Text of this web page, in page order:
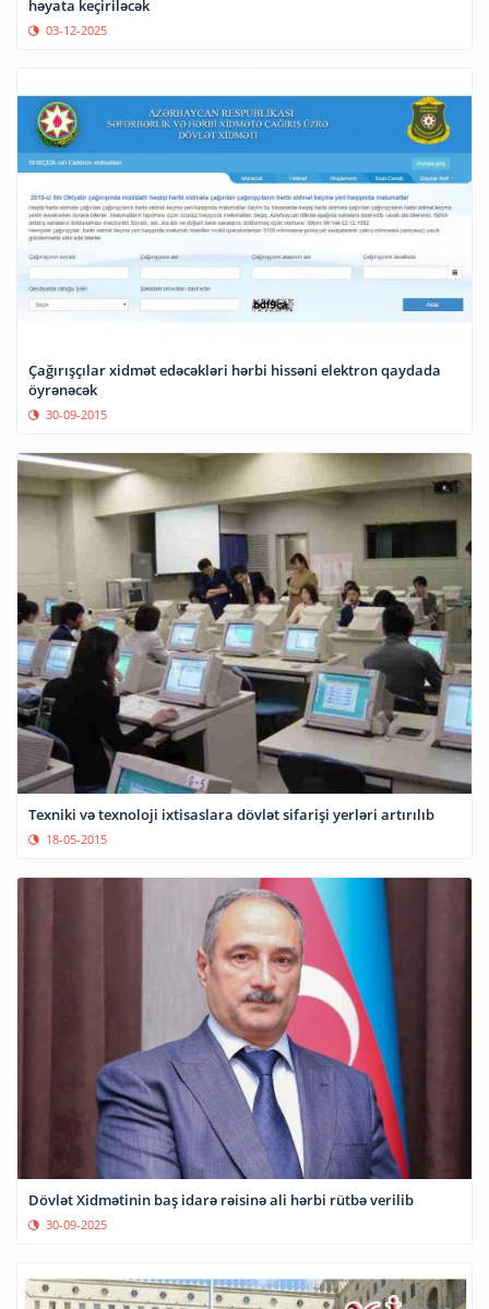
həyata keçiriləcək
03-12-2025
Çağırışçılar xidmət edəcəkləri hərbi hissəni elektron qaydada
öyrənəcək
30-09-2015
Texniki və texnoloji ixtisaslara dövlət sifarişi yerləri artırılıb
18-05-2015
Dövlət Xidmətinin baş idarə rəisinə ali hərbi rütbə verilib
30-09-2025